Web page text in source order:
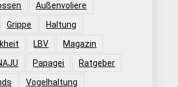
Außenvoliere
Grippe
Haltung
LBV
Magazin
Papagei
Ratgeber
Vogelhaltung